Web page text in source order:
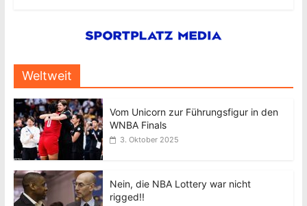
Weltweit
Vom Unicorn zur Führungsfigur in den
WNBA Finals
3. Oktober 2025
Nein, die NBA Lottery war nicht
rigged!!